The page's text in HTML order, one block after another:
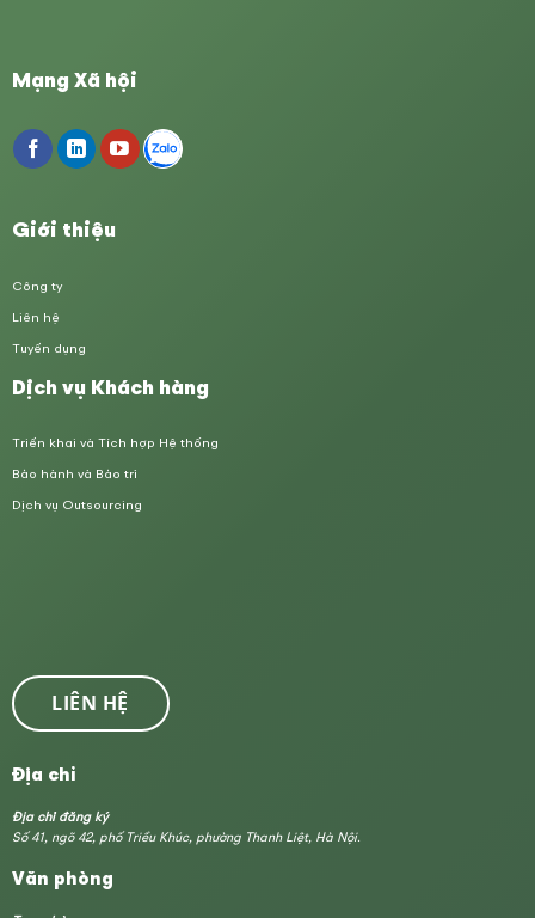
Mạng Xã hội
Giới thiệu
Công ty
Liên hệ
Tuyển dụng
Dịch vụ Khách hàng
Triển khai và Tích hợp Hệ thống
Bảo hành và Bảo trì
Dịch vụ Outsourcing
LIÊN HỆ
Địa chỉ
Địa chỉ đăng ký
Số 41, ngõ 42, phố Triều Khúc, phường Thanh Liệt, Hà Nội.
Văn phòng